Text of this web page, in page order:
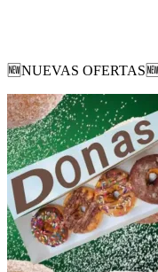
🆕NUEVAS OFERTAS🆕